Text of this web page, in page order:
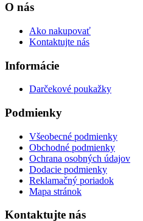
O nás
Ako nakupovať
Kontaktujte nás
Informácie
Darčekové poukažky
Podmienky
Všeobecné podmienky
Obchodné podmienky
Ochrana osobných údajov
Dodacie podmienky
Reklamačný poriadok
Mapa stránok
Kontaktujte nás